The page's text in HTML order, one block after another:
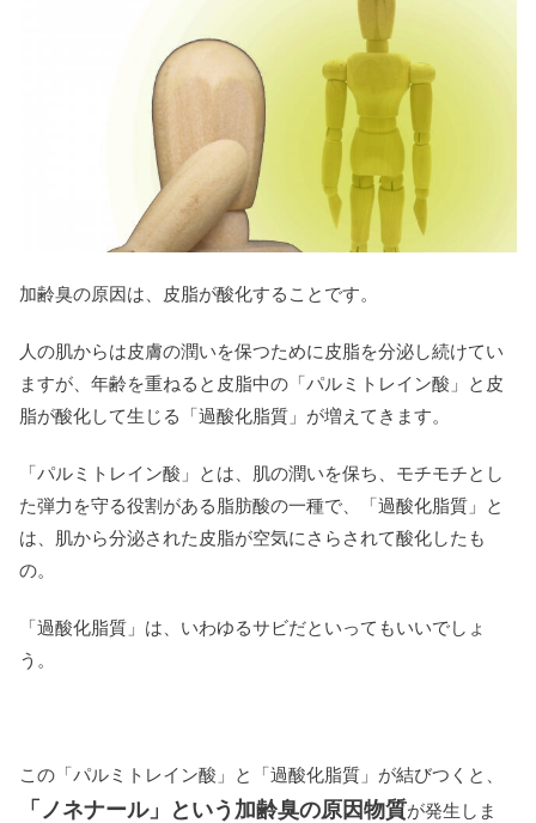
加齢臭の原因は、皮脂が酸化することです。
人の肌からは皮膚の潤いを保つために皮脂を分泌し続けてい
ますが、年齢を重ねると皮脂中の「パルミトレイン酸」と皮
脂が酸化して生じる「過酸化脂質」が増えてきます。
「パルミトレイン酸」とは、肌の潤いを保ち、モチモチとし
た弾力を守る役割がある脂肪酸の一種で、「過酸化脂質」と
は、肌から分泌された皮脂が空気にさらされて酸化したも
の。
「過酸化脂質」は、いわゆるサビだといってもいいでしょ
う。
この「パルミトレイン酸」と「過酸化脂質」が結びつくと、
「ノネナール」という加齢臭の原因物質が発生しま